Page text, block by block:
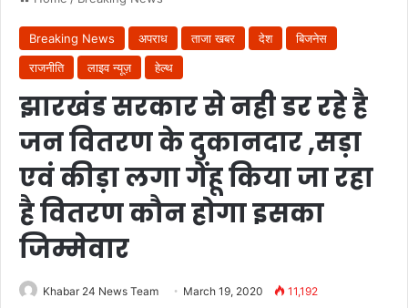
Breaking News अपराध ताजा खबर देश
बिजनेस
राजनीति
लाइव न्यूज़ हेल्थ
झारखंड सरकार से नही डर रहे है
जन वितरण के दुकानदार ,सड़ा
एवं कीड़ा लगा गेंहू किया जा रहा
है वितरण कौन होगा इसका
जिम्मेवार
Khabar 24 News Team March 19, 2020 11,192